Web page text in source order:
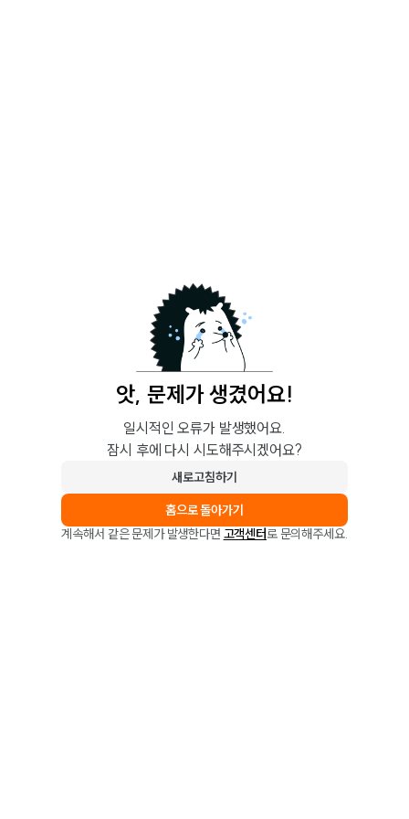
앗, 문제가 생겼어요!
일시적인 오류가 발생했어요.
잠시 후에 다시 시도해주시겠어요?
새로고침하기
홈으로 돌아가기
계속해서 같은 문제가 발생한다면 고객센터로 문의해주세요.